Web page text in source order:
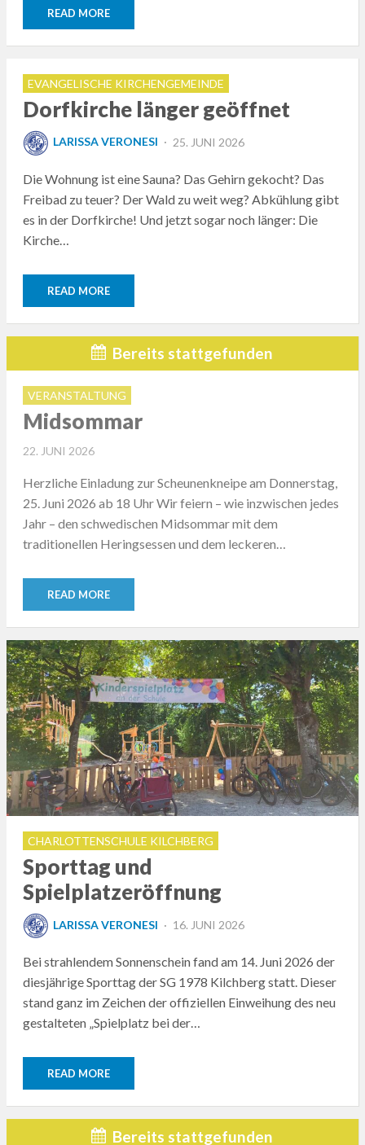
READ MORE
EVANGELISCHE KIRCHENGEMEINDE
Dorfkirche länger geöffnet
LARISSA VERONESI
POSTED
25. JUNI 2026
Die Wohnung ist eine Sauna? Das Gehirn gekocht? Das
Freibad zu teuer? Der Wald zu weit weg? Abkühlung gibt
es in der Dorfkirche! Und jetzt sogar noch länger: Die
Kirche…
READ MORE
Bereits stattgefunden
VERANSTALTUNG
Midsommar
POSTED
22. JUNI 2026
Herzliche Einladung zur Scheunenkneipe am Donnerstag,
25. Juni 2026 ab 18 Uhr Wir feiern – wie inzwischen jedes
Jahr – den schwedischen Midsommar mit dem
traditionellen Heringsessen und dem leckeren…
READ MORE
CHARLOTTENSCHULE KILCHBERG
Sporttag und
Spielplatzeröffnung
LARISSA VERONESI
POSTED
16. JUNI 2026
Bei strahlendem Sonnenschein fand am 14. Juni 2026 der
diesjährige Sporttag der SG 1978 Kilchberg statt. Dieser
stand ganz im Zeichen der offiziellen Einweihung des neu
gestalteten „Spielplatz bei der…
READ MORE
Bereits stattgefunden